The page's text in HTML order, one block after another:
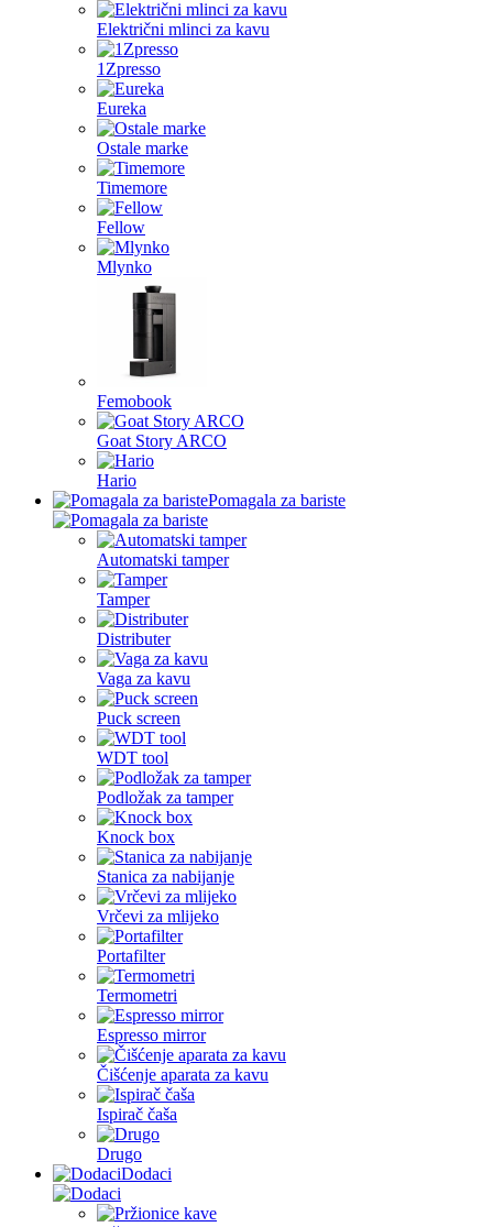
Električni mlinci za kavu
1Zpresso
Eureka
Ostale marke
Timemore
Fellow
Mlynko
Femobook
Goat Story ARCO
Hario
Pomagala za bariste
Automatski tamper
Tamper
Distributer
Vaga za kavu
Puck screen
WDT tool
Podložak za tamper
Knock box
Stanica za nabijanje
Vrčevi za mlijeko
Portafilter
Termometri
Espresso mirror
Čišćenje aparata za kavu
Ispirač čaša
Drugo
Dodaci